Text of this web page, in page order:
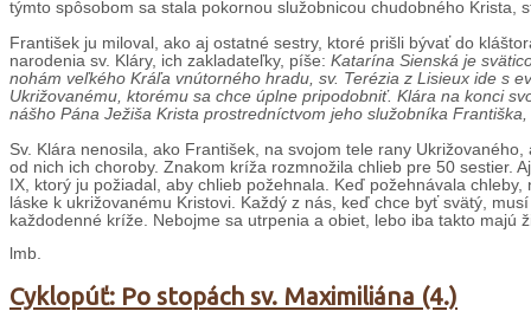
týmto spôsobom sa stala pokornou služobnicou chudobného Krista,
František ju miloval, ako aj ostatné sestry, ktoré prišli bývať do
narodenia sv. Kláry, ich zakladateľky, píše: Katarína Sienská je
nohám veľkého Kráľa vnútorného hradu, sv. Terézia z Lisieux ide s
Ukrižovanému, ktorému sa chce úplne pripodobniť. Klára na konci
nášho Pána Ježiša Krista prostredníctvom jeho služobníka
Sv. Klára nenosila, ako František, na svojom tele rany
od nich ich choroby. Znakom kríža rozmnožila chlieb pre 50 sestier.
IX, ktorý ju požiadal, aby chlieb požehnala. Keď požehnávala
láske k ukrižovanému Kristovi. Každý z nás, keď chce byť svätý,
každodenné kríže. Nebojme sa utrpenia a obiet, lebo iba takto majú
lmb.
Cyklopúť: Po stopách sv. Maximiliána (4.)